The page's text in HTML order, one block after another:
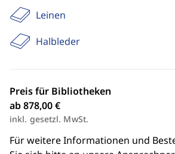
Leinen
Halbleder
Preis für Bibliotheken
ab 878,00 €
inkl. gesetzl. MwSt.
Für weitere Informationen und